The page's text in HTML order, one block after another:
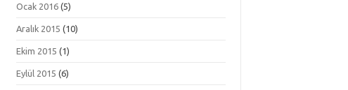
Ocak 2016 (5)
Aralık 2015 (10)
Ekim 2015 (1)
Eylül 2015 (6)